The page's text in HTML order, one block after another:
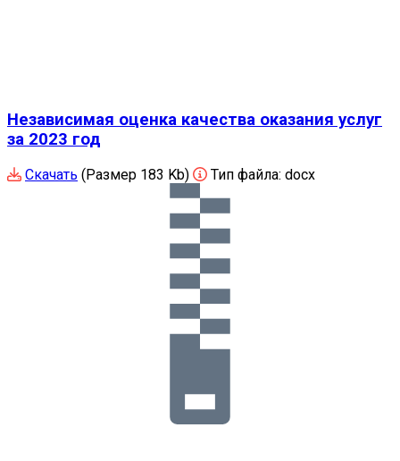
Независимая оценка качества оказания услуг
за 2023 год
Скачать (Размер 183 Kb) Тип файла: docx